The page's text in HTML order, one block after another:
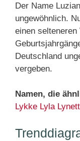
Der Name
ungewöhnlich.
einen selteneren
Deutschland
vergeben.
Namen, die
Lykke Lyla